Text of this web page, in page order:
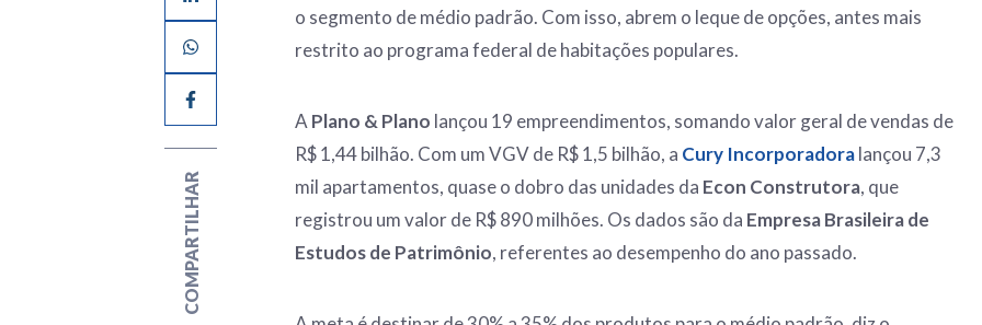
COMPARTILHAR
o segmento de médio padrão. Com isso, abrem o leque de opções, antes mais
restrito ao programa federal de habitações populares.
A Plano & Plano lançou 19 empreendimentos, somando valor geral de vendas de
R$ 1,44 bilhão. Com um VGV de R$ 1,5 bilhão, a Cury Incorporadoralançou 7,3
mil apartamentos, quase o dobro das unidades da Econ Construtora, que
registrou um valor de R$ 890 milhões. Os dados são da Empresa Brasileira de
Estudos de Patrimônio, referentes ao desempenho do ano passado.